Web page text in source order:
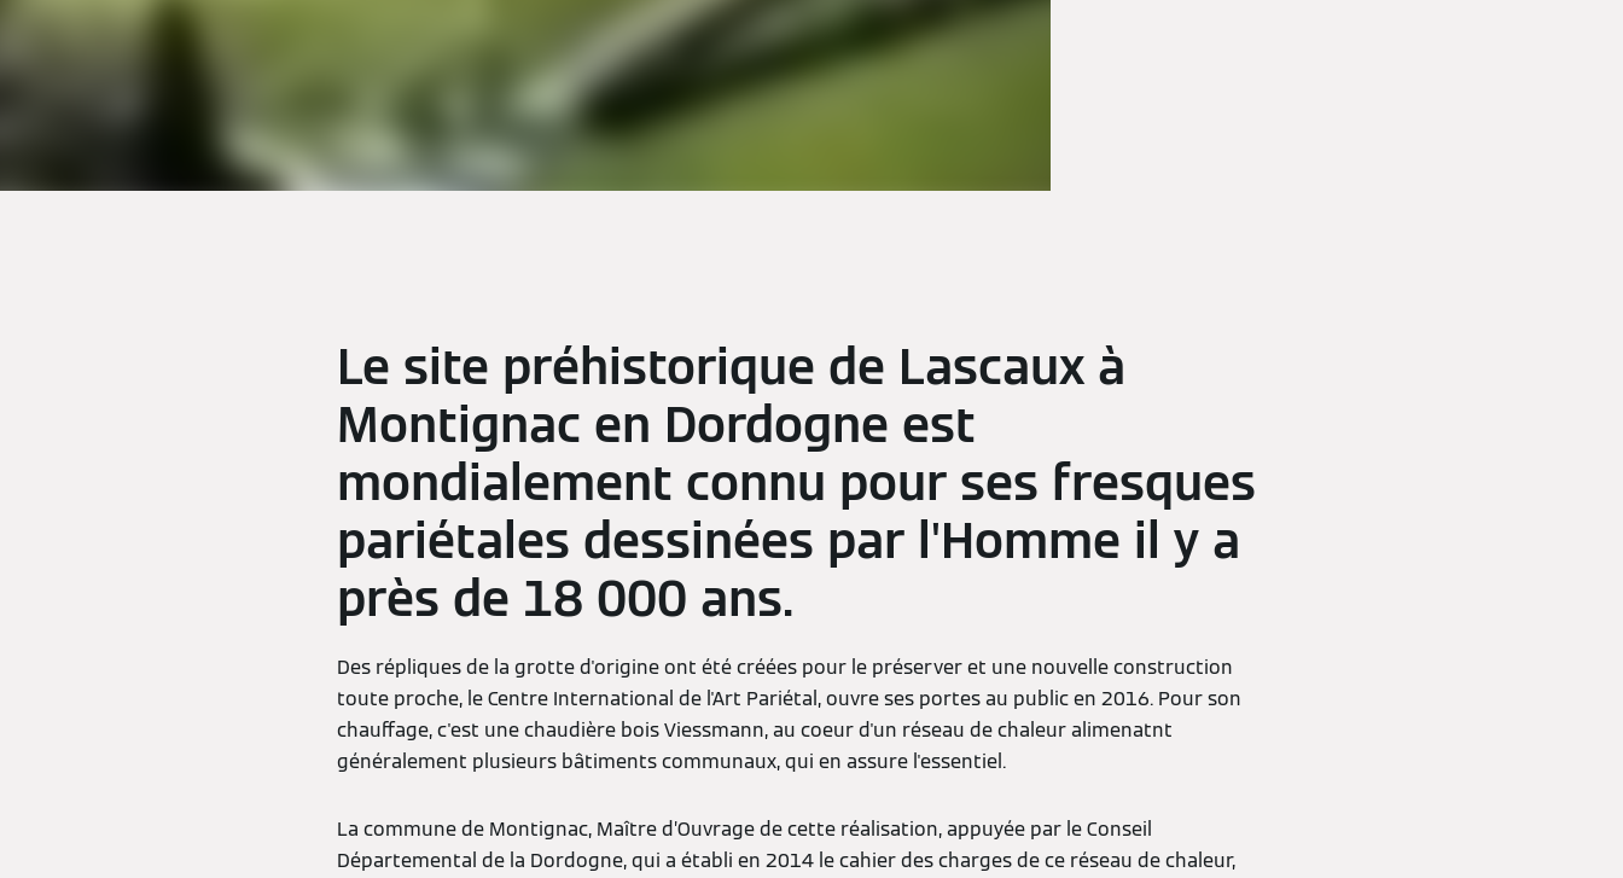
Le site préhistorique de Lascaux à
Montignac en Dordogne est
mondialement connu pour ses fresques
pariétales dessinées par l'Homme il y a
près de 18 000 ans.
Des répliques de la grotte d'origine ont été créées pour le préserver et une nouvelle construction
toute proche, le Centre International de l'Art Pariétal, ouvre ses portes au public en 2016. Pour son
chauffage, c'est une chaudière bois Viessmann, au coeur d'un réseau de chaleur alimenatnt
généralement plusieurs bâtiments communaux, qui en assure l'essentiel.
La commune de Montignac, Maître d’Ouvrage de cette réalisation, appuyée par le Conseil
Départemental de la Dordogne, qui a établi en 2014 le cahier des charges de ce réseau de chaleur,